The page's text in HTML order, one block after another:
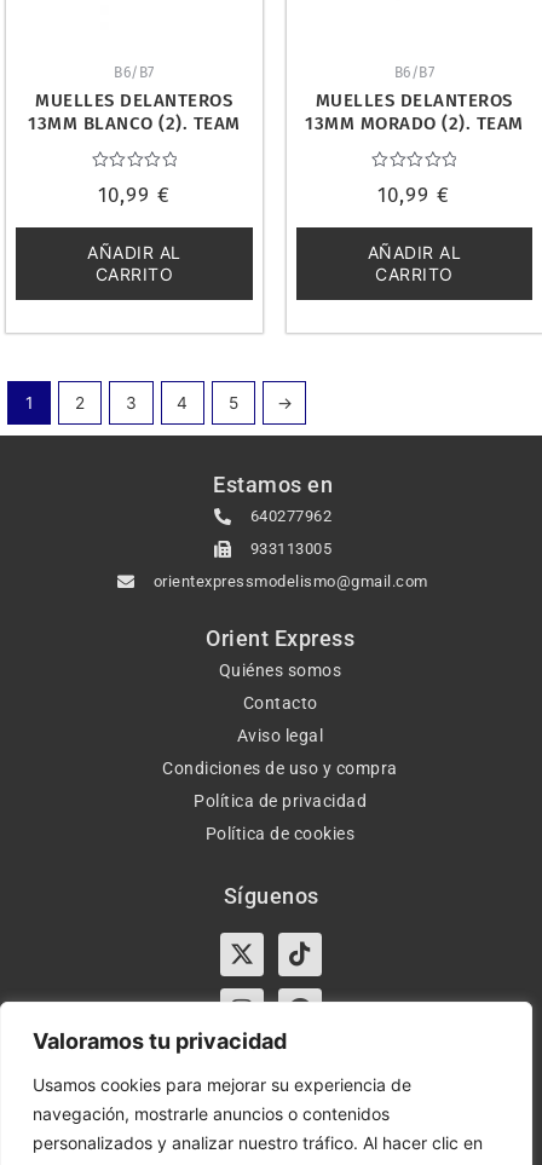
Valoramos tu privacidad
Usamos cookies para mejorar su experiencia de
navegación, mostrarle anuncios o contenidos
personalizados y analizar nuestro tráfico. Al hacer clic en
B6/B7
MUELLES DELANTEROS
13MM BLANCO (2). TEAM
ASSOCIATED 91948
con
de
5
10,99 €
AÑADIR AL
CARRITO
B6/B7
MUELLES DELANTEROS
13MM MORADO (2). TEAM
ASSOCIATED 91946
con
de
5
10,99€
AÑADIR AL
CARRITO
1 2 3 4 5 →
Estamos en
640277962
933113005
orientexpressmodelismo@gmail.com
Orient Express
Quiénes somos
Contacto
Aviso legal
Condiciones de uso y compra
Política de privacidad
Política de cookies
Síguenos
X-
twitter
Tiktok
InstagramFacebook
Horario:
Lun-Vie de 10:00-13:30 y 17:00-20:00 – Sáb de
10:00-13:30